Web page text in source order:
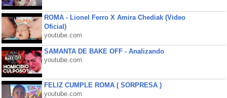
ROMA - Lionel Ferro X Amira Chediak (Video
Oficial)
youtube.com
SAMANTA DE BAKE OFF - Analizando
youtube.com
FELIZ CUMPLE ROMA ( SORPRESA )
youtube.com